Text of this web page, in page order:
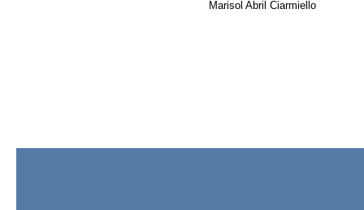
Marisol Abril